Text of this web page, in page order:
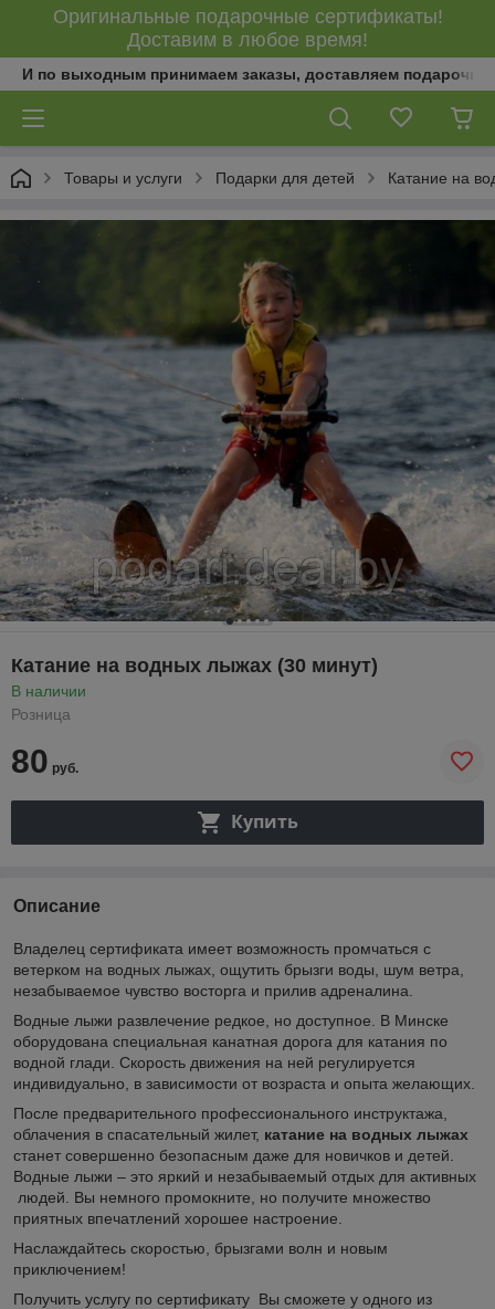
Оригинальные подарочные сертификаты!
Доставим в любое время!
И по выходным принимаем заказы, доставляем
Товары и услуги Подарки для детей Катание на
Катание на водных лыжах (30 минут)
В наличии
Розница
80 руб.
Купить
Описание
Владелец сертификата имеет возможность промчаться с
ветерком на водных лыжах, ощутить брызги воды, шум ветра,
незабываемое чувство восторга и прилив адреналина.
Водные лыжи развлечение редкое, но доступное. В Минске
оборудована специальная канатная дорога для катания по
водной глади. Скорость движения на ней регулируется
индивидуально, в зависимости от возраста и опыта желающих.
После предварительного профессионального инструктажа,
облачения в спасательный жилет, катание на водных лыжах
станет совершенно безопасным даже для новичков и детей.
Водные лыжи – это яркий и незабываемый отдых для активных
людей. Вы немного промокните, но получите множество
приятных впечатлений хорошее настроение.
Наслаждайтесь скоростью, брызгами волн и новым
приключением!
Получить услугу по сертификату Вы сможете у одного из